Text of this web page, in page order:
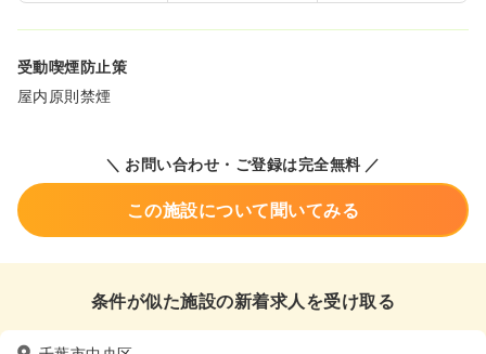
受動喫煙防止策
屋内原則禁煙
＼ お問い合わせ・ご登録は完全無料 ／
この施設について聞いてみる
条件が似た施設の新着求人を受け取る